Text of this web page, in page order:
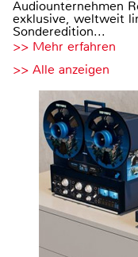
Audiounternehmen
exklusive, weltweit
Sonderedition...
>> Mehr erfahren
>> Alle anzeigen